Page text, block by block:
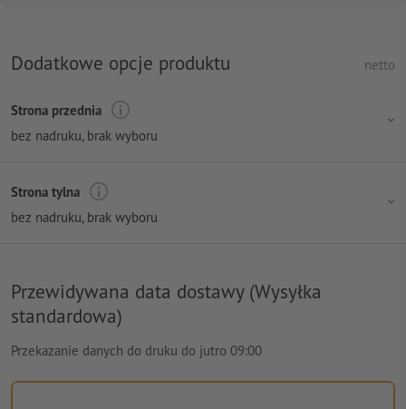
Dodatkowe opcje produktu netto
Strona przednia
bez nadruku, brak wyboru
Strona tylna
bez nadruku, brak wyboru
Przewidywana data dostawy (Wysyłka
standardowa)
Przekazanie danych do druku do jutro 09:00